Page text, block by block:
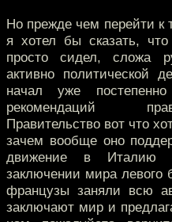
Но прежде чем перейти к
я хотел бы сказать,
просто сидел, сложа
активно политической
начал уже
рекомендаций
Правительство вот что
зачем вообще оно
движение в Италию
заключении мира левого
французы заняли всю
заключают мир и